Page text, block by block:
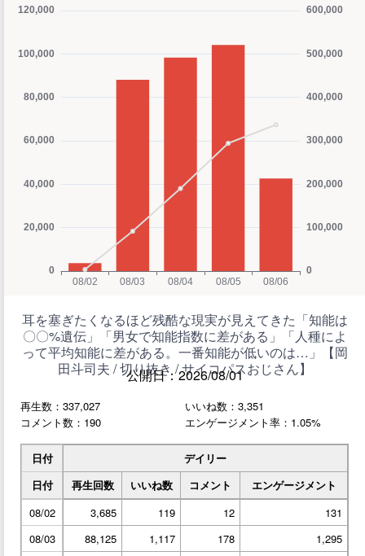
耳を塞ぎたくなるほど残酷な現実が見えてきた「知能は
〇〇%遺伝」「男女で知能指数に差がある」「人種によ
って平均知能に差がある。一番知能が低いのは…」【岡
田斗司夫 / 切り抜き / サイコパスおじさん】
公開日：2026/08/01
再生数：337,027
いいね数：3,351
コメント数：190
エンゲージメント率：1.05%
日付
デイリー
日付
再生回数 いいね数 コメント
エンゲージメント
08/02
3,685 119 12
131
08/03
88,125 1,117 178
1,295